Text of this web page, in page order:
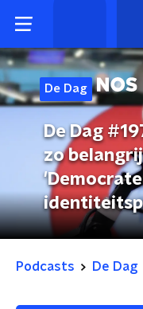
De Dag
De Dag
zo
Podcasts De Dag